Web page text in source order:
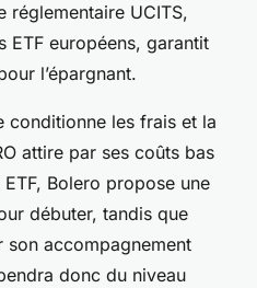
réglementaire UCITS,
ETF européens, garantit
l’épargnant.
conditionne les frais et la
attire par ses coûts bas
Bolero propose une
débuter, tandis que
son accompagnement
donc du niveau